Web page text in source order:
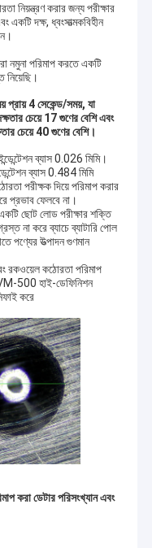
নিয়ন্ত্রণ করার জন্য পরীক্ষার
একটি দক্ষ, ধ্বংসাত্মকবিহীন
নমুনা পরিমাপ করতে একটি
নিয়েছি।
প্রায় 4 সেকেন্ড/সময়, যা
চেয়ে 17 গুণের বেশি এবং
চেয়ে 40 গুণের বেশি।
ব্যাস 0.026 মিমি।
ব্যাস 0.484 মিমি
পরীক্ষক দিয়ে পরিমাপ করার
প্রভাব ফেলবে না।
ছোট লোড পরীক্ষার শক্তি
না করে ব্যাচে ব্যাটারি পোল
পণ্যের উত্পাদন গুণমান
রকওয়েল কঠোরতা পরিমাপ
VM-500 হাই-ডেফিনিশন
করে
করা ডেটার পরিসংখ্যান এবং